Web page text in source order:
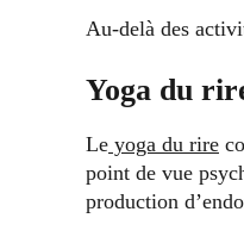
Au-delà des
Yoga du
Le yoga du rire
point de vue
production